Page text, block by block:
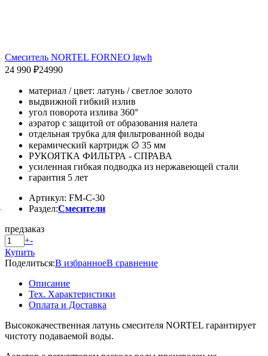
Смеситель NORTEL FORNEO lgwh
24 990 ₽24990
материал / цвет: латунь / светлое золото
выдвижной гибкий излив
угол поворота излива 360°
аэратор с защитой от образования налета
отдельная трубка для фильтрованной воды
керамический картридж ∅ 35 мм
РУКОЯТКА ФИЛЬТРА - СПРАВА
усиленная гибкая подводка из нержавеющей стали
гарантия 5 лет
Артикул: FM-C-30
Раздел:Смесители
предзаказ
+-
Купить
Поделиться:В избранноеВ сравнение
Описание
Тех. Характеристики
Оплата и Доставка
Высококачественная латунь смесителя NORTEL гарантирует
чистоту подаваемой воды.